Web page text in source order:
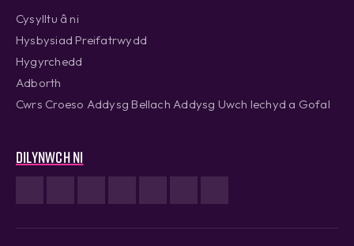
Cysylltu â ni
Hysbysiad Preifatrwydd
Hygyrchedd
Adborth
Cwrs Croeso Addysg Bellach Addysg Uwch Iechyd a Gofal
Dilynwch ni